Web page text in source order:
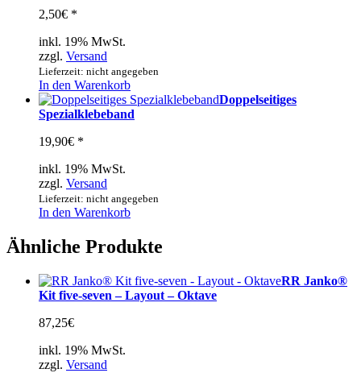
2,50€ *
inkl. 19% MwSt.
zzgl. Versand
Lieferzeit: nicht angegeben
In den Warenkorb
Doppelseitiges
Spezialklebeband
19,90€ *
inkl. 19% MwSt.
zzgl. Versand
Lieferzeit: nicht angegeben
In den Warenkorb
Ähnliche Produkte
RR Janko®
Kit five-seven – Layout – Oktave
87,25€
inkl. 19% MwSt.
zzgl. Versand